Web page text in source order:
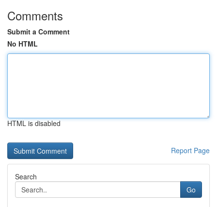
Comments
Submit a Comment
No HTML
HTML is disabled
Report Page
Search
Go